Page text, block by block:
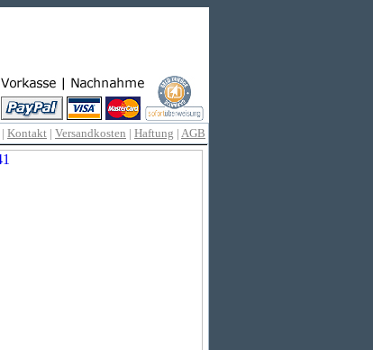
| Kontakt | Versandkosten | Haftung | AGB